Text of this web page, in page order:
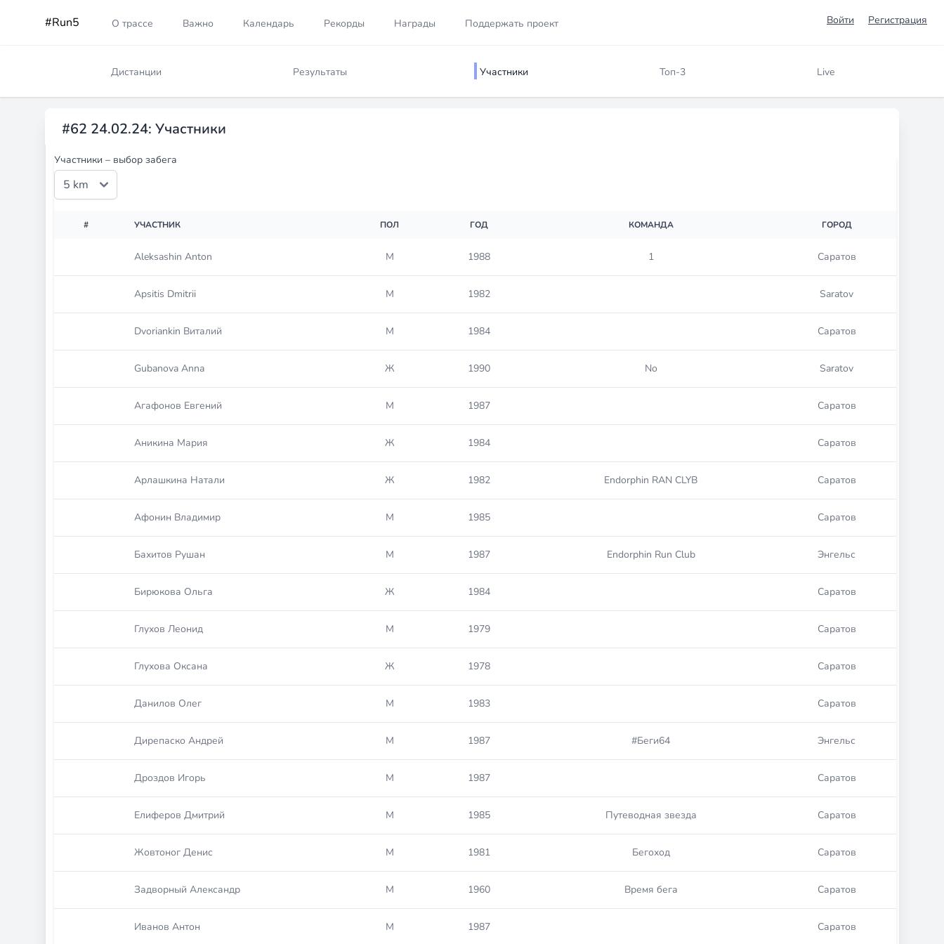
#Run5 О трассе Важно Календарь Рекорды Награды Поддержать проект Войти Регистрация
Дистанции Результаты Участники Топ-3 Live
#62 24.02.24: Участники
Участники – выбор забега
# УЧАСТНИК ПОЛ ГОД КОМАНДА ГОРОД
Aleksashin Anton М 1988 1 Саратов
Apsitis Dmitrii М 1982 Saratov
Dvoriankin Виталий М 1984 Саратов
Gubanova Anna Ж 1990 No Saratov
Агафонов Евгений М 1987 Саратов
Аникина Мария Ж 1984 Саратов
Арлашкина Натали Ж 1982 Endorphin RAN CLYB Саратов
Афонин Владимир М 1985 Саратов
Бахитов Рушан М 1987 Endorphin Run Club Энгельс
Бирюкова Ольга Ж 1984 Саратов
Глухов Леонид М 1979 Саратов
Глухова Оксана Ж 1978 Саратов
Данилов Олег М 1983 Саратов
Дирепаско Андрей М 1987 #Беги64 Энгельс
Дроздов Игорь М 1987 Саратов
Елиферов Дмитрий М 1985 Путеводная звезда Саратов
Жовтоног Денис М 1981 Бегоход Саратов
Задворный Александр М 1960 Время бега Саратов
Иванов Антон М 1987 Саратов